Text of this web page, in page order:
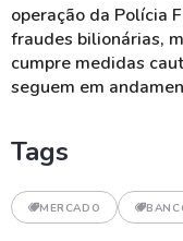
operação da Polícia
fraudes bilionárias,
cumpre medidas
seguem em
Tags
MERCADO